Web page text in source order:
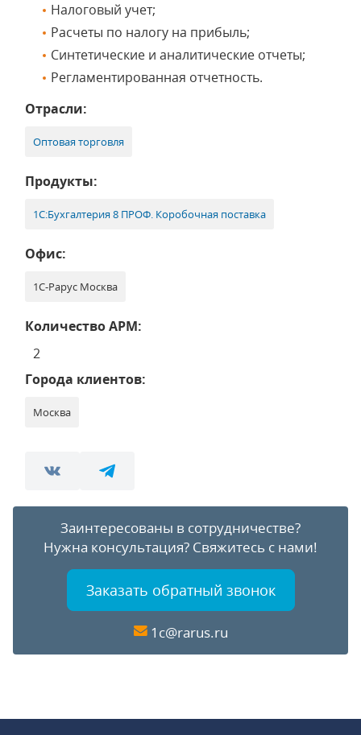
Налоговый учет;
Расчеты по налогу на прибыль;
Синтетические и аналитические отчеты;
Регламентированная отчетность.
Отрасли:
Оптовая торговля
Продукты:
1С:Бухгалтерия 8 ПРОФ. Коробочная поставка
Офис:
1С-Рарус Москва
Количество АРМ:
2
Города клиентов:
Москва
Заинтересованы в сотрудничестве?
Нужна консультация? Свяжитесь с нами!
Заказать обратный звонок
1c@rarus.ru